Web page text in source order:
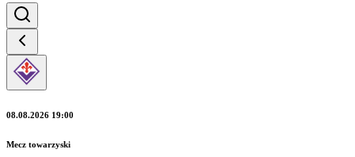
08.08.2026 19:00
Mecz towarzyski